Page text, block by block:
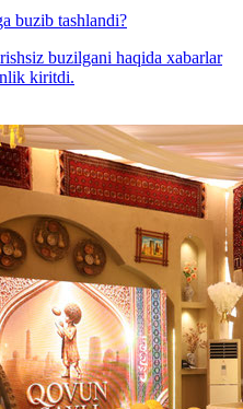
buzib tashlandi?
buzilgani haqida xabarlar
kiritdi.